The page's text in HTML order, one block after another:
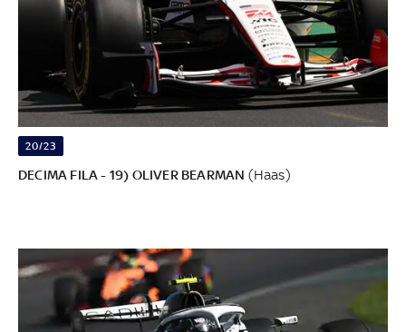
20/23
DECIMA FILA - 19) OLIVER BEARMAN (Haas)